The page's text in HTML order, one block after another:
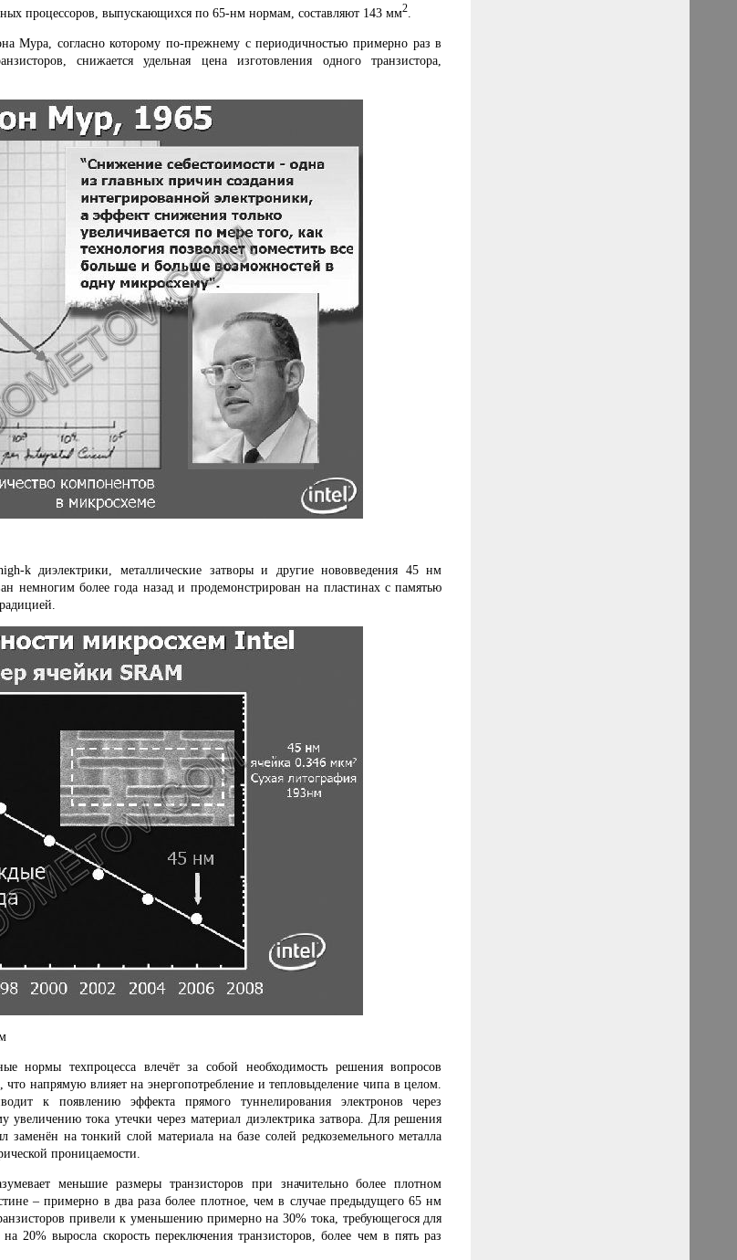
процессоров, выпускающихся по 65-нм нормам, составляют 143 мм2.
Мура, согласно которому по-прежнему с периодичностью примерно раз в
снижается удельная цена изготовления одного транзистора,
k диэлектрики, металлические затворы и другие нововведения 45 нм
немногим более года назад и продемонстрирован на пластинах с памятью
нормы техпроцесса влечёт за собой необходимость решения вопросов
что напрямую влияет на энергопотребление и тепловыделение чипа в целом.
к появлению эффекта прямого туннелирования электронов через
увеличению тока утечки через материал диэлектрика затвора. Для решения
на тонкий слой материала на базе солей редкоземельного металла
проницаемости.
меньшие размеры транзисторов при значительно более плотном
– примерно в два раза более плотное, чем в случае предыдущего 65 нм
привели к уменьшению примерно на 30% тока, требующегося для
20% выросла скорость переключения транзисторов, более чем в пять раз